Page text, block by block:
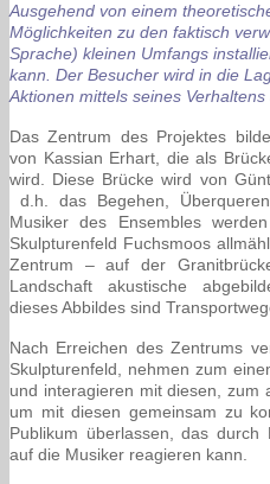
Ausgehend von einem
Möglichkeiten zu den faktisch
Sprache) kleinen Umfangs
kann. Der Besucher wird in die
Aktionen mittels seines
Das Zentrum des Projektes
von Kassian Erhart, die als
wird. Diese Brücke wird von
d.h. das Begehen,
Musiker des Ensembles
Skulpturenfeld Fuchsmoos
Zentrum – auf der
Landschaft akustische
dieses Abbildes sind
Nach Erreichen des Zentrums
Skulpturenfeld, nehmen zum
und interagieren mit diesen, zum
um mit diesen gemeinsam zu
Publikum überlassen, das durch
auf die Musiker reagieren kann.